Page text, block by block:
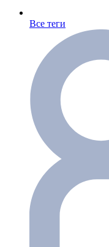
Все теги